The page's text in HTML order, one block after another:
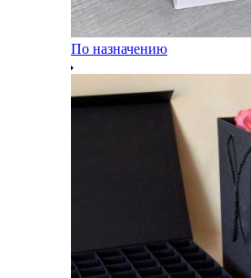
По назначению